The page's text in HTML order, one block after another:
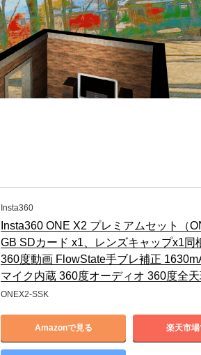
Insta360
Insta360 ONE X2 プレミアムセット（
GB SDカード x1、レンズキャップx1同
360度動画 FlowState手ブレ補正
マイク内蔵 360度オーディオ 360度全
ONEX2-SSK
Amazonで見る 楽天市